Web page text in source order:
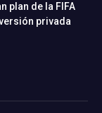
plan de la FIFA
privada